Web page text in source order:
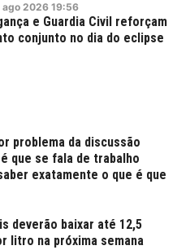
ago 2026 19:56
e Guardia Civil reforçam
conjunto no dia do eclipse
problema da discussão
que se fala de trabalho
exatamente o que é que
deverão baixar até 12,5
litro na próxima semana